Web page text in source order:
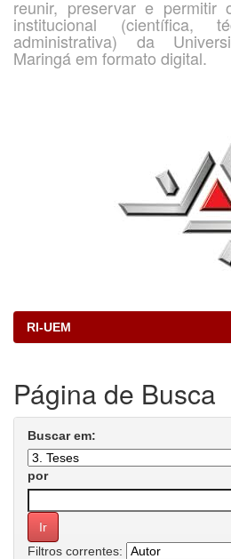
reunir, preservar e permitir
institucional (científica,
administrativa) da
Maringá em formato digital.
RI-UEM
Página de Busca
Buscar em:
por
Filtros correntes: